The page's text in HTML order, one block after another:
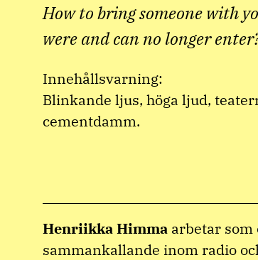
How to bring someone with
were and can no longer
Innehållsvarning:
Blinkande ljus, höga ljud,
cementdamm.
Henriikka Himma arbetar
sammankallande inom radio